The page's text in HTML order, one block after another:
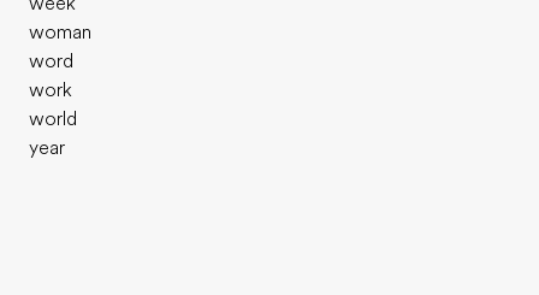
woman
word
work
world
year